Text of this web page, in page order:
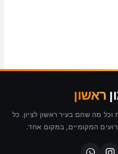
ראשון
מה שחם בעיר ראשון לציון. כל
המקומיים, במקום אחד.